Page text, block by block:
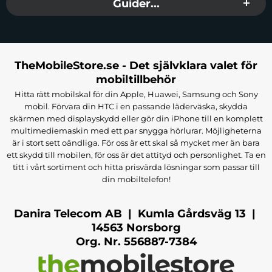
Guider...
TheMobileStore.se - Det självklara valet för
mobiltillbehör
Hitta rätt mobilskal för din Apple, Huawei, Samsung och Sony
mobil. Förvara din HTC i en passande läderväska, skydda
skärmen med displayskydd eller gör din iPhone till en komplett
multimediemaskin med ett par snygga hörlurar. Möjligheterna
är i stort sett oändliga. För oss är ett skal så mycket mer än bara
ett skydd till mobilen, för oss är det attityd och personlighet. Ta en
titt i vårt sortiment och hitta prisvärda lösningar som passar till
din mobiltelefon!
Danira Telecom AB | Kumla Gårdsväg 13 |
14563 Norsborg
Org. Nr. 556887-7384